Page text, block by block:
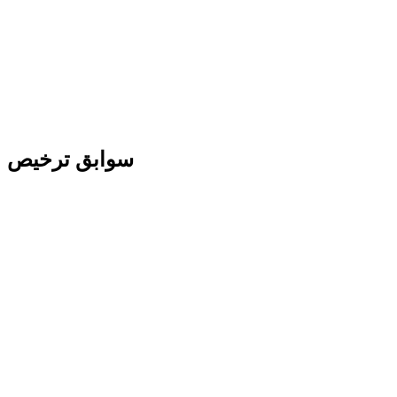
سوابق ترخیص